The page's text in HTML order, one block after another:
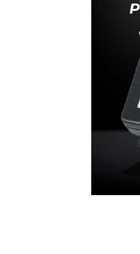
menggunakan
stop kontak atau
Berbeda dari adaptor
sepanjang 1 M yang
adaptornya. Kepala
adaptor yang ada di
digunakan tanpa
Material yang
baik dan mencegah